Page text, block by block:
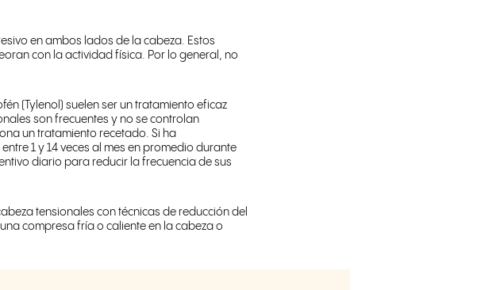
en ambos lados de la cabeza. Estos
con la actividad física. Por lo general, no
(Tylenol) suelen ser un tratamiento eficaz
son frecuentes y no se controlan
un tratamiento recetado. Si ha
1 y 14 veces al mes en promedio durante
diario para reducir la frecuencia de sus
tensionales con técnicas de reducción del
compresa fría o caliente en la cabeza o